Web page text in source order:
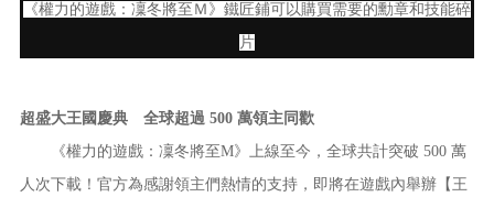
《權力的遊戲：凜冬將至Ｍ》鐵匠鋪可以購買需要的勳章和技能碎
片
超盛大王國慶典 全球超過 500 萬領主同歡
《權力的遊戲：凜冬將至M》上線至今，全球共計突破 500 萬
人次下載！官方為感謝領主們熱情的支持，即將在遊戲內舉辦【王